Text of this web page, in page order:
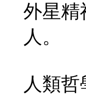
外星精
人。
人類